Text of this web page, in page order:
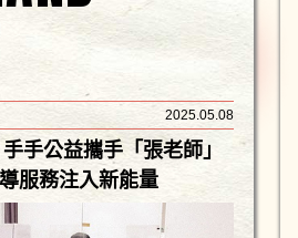
2025.05.08
手公益攜手「張老師」
服務注入新能量